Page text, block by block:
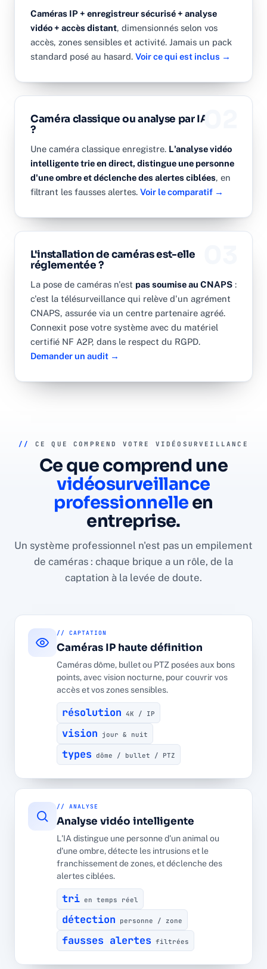
Caméras IP + enregistreur sécurisé + analyse
vidéo + accès distant, dimensionnés selon vos
accès, zones sensibles et activité. Jamais un pack
standard posé au hasard. Voir ce qui est inclus →
02
Caméra classique ou analyse par IA
?
Une caméra classique enregistre. L'analyse vidéo
intelligente trie en direct, distingue une personne
d'une ombre et déclenche des alertes ciblées, en
filtrant les fausses alertes. Voir le comparatif →
L'installation de caméras est-elle
réglementée ?
La pose de caméras n'est pas soumise au CNAPS :
c'est la télésurveillance qui relève d'un agrément
CNAPS, assurée via un centre partenaire agréé.
Connexit pose votre système avec du matériel
certifié NF A2P, dans le respect du RGPD.
Demander un audit →
// CE QUE COMPREND VOTRE VIDÉOSURVEILLANCE
Ce que comprend une
vidéosurveillance
professionnelleen
entreprise.
Un système professionnel n'est pas un empilement
de caméras : chaque brique a un rôle, de la
captation à la levée de doute.
// CAPTATION
Caméras IP haute définition
Caméras dôme, bullet ou PTZ posées aux bons
points, avec vision nocturne, pour couvrir vos
accès et vos zones sensibles.
résolution 4K / IP
vision jour & nuit
types dôme / bullet / PTZ
// ANALYSE
Analyse vidéo intelligente
L'IA distingue une personne d'un animal ou
d'une ombre, détecte les intrusions et le
franchissement de zones, et déclenche des
alertes ciblées.
tri en temps réel
détection personne / zone
fausses alertes filtrées